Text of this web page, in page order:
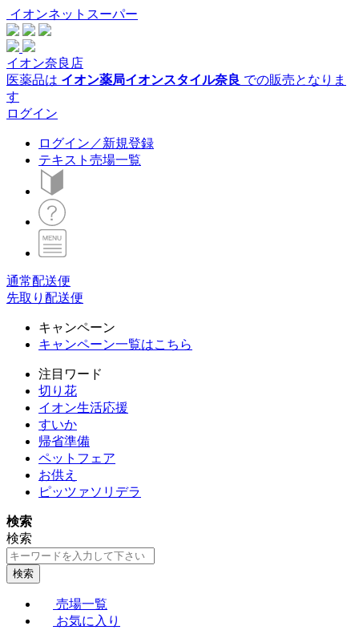
イオンネットスーパー
イオン奈良店
医薬品は イオン薬局イオンスタイル奈良 での販売となりま
す
ログイン
ログイン／新規登録
テキスト売場一覧
通常配送便
先取り配送便
キャンペーン
キャンペーン一覧はこちら
注目ワード
切り花
イオン生活応援
すいか
帰省準備
ペットフェア
お供え
ピッツァソリデラ
検索
検索
検索
売場一覧
お気に入り